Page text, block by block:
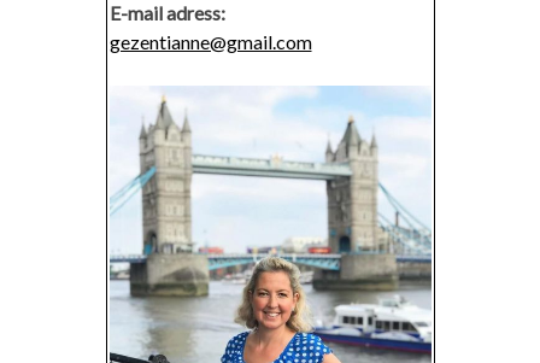
E-mail adress:
gezentianne@gmail.com